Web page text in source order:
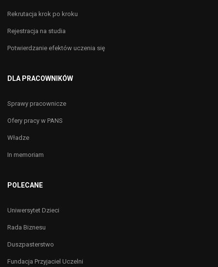
Rekrutacja krok po kroku
Rejestracja na studia
Potwierdzanie efektów uczenia się
DLA PRACOWNIKÓW
Sprawy pracownicze
Ofery pracy w PANS
Władze
In memoriam
POLECANE
Uniwersytet Dzieci
Rada Biznesu
Duszpasterstwo
Fundacja Przyjaciel Uczelni